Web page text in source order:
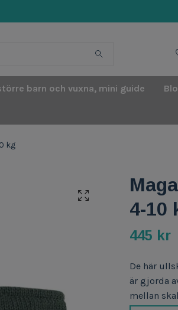
barn och vuxna, mini guide
kg
4-10
445 kr
De här
är gjorda
mellan